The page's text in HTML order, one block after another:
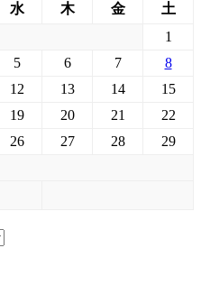
水 木 金 土
1
5 6 7
8
12 13 14
15
19 20 21
22
26 27 28
29